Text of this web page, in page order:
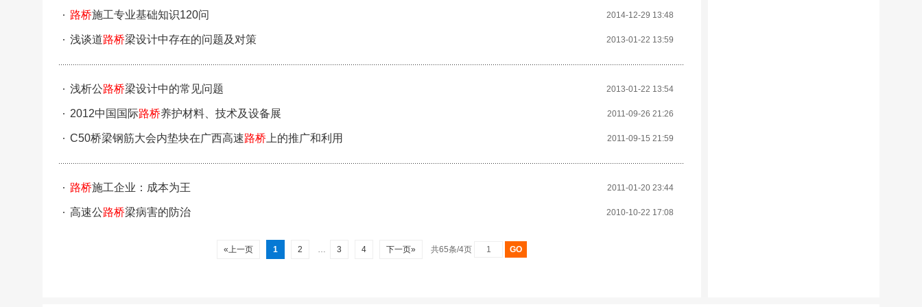
2014-12-29 13:48
路桥施工专业基础知识120问
2013-01-22 13:59
浅谈道路桥梁设计中存在的问题及对策
2013-01-22 13:54
浅析公路桥梁设计中的常见问题
2011-09-26 21:26
2012中国国际路桥养护材料、技术及设备展
2011-09-15 21:59
C50桥梁钢筋大会内垫块在广西高速路桥 上的推广和利用
2011-01-20 23:44
路桥施工企业：成本为王
2010-10-22 17:08
高速公路桥梁病害的防治
«上一页 1 2 … 3 4 下一页» 共65条/4页